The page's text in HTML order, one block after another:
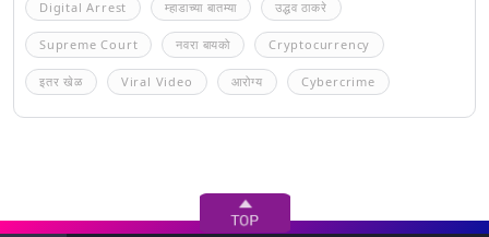
Digital Arrest म्हाडाच्या बातम्या उद्धव ठाकरे
Supreme Court नवरा बायको Cryptocurrency
इतर खेळ Viral Video आरोग्य Cybercrime